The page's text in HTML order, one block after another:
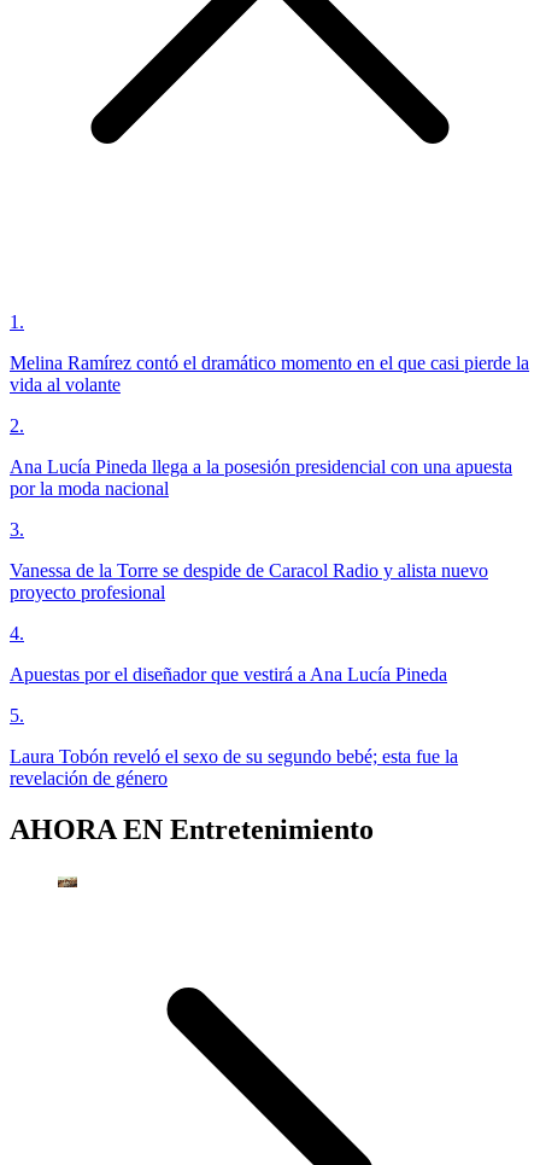
1 .
Melina Ramírez contó el dramático momento en el que casi pierde la
vida al volante
2.
Ana Lucía Pineda llega a la posesión presidencial con una apuesta
por la moda nacional
3.
Vanessa de la Torre se despide de Caracol Radio y alista nuevo
proyecto profesional
4.
Apuestas por el diseñador que vestirá a Ana Lucía Pineda
5.
Laura Tobón reveló el sexo de su segundo bebé; esta fue la
revelación de género
AHORA EN Entretenimiento